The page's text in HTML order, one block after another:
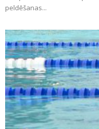
peldēšanas...